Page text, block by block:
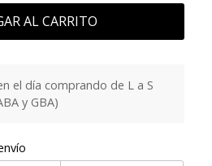
AL CARRITO
el día comprando de L a S
y GBA)